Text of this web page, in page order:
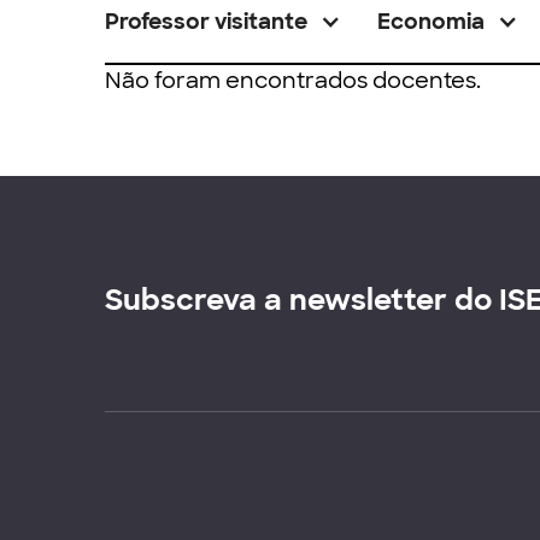
Professor visitante Economia
Não foram encontrados docentes.
Subscreva a newsletter do